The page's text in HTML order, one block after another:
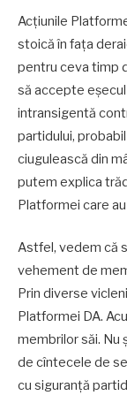
Acțiunile
stoică în fața
pentru ceva timp
să accepte
intransigentă
partidului,
ciugulească din
putem explica
Platformei care
Astfel, vedem că
vehement de
Prin diverse
Platformei DA.
membrilor săi. Nu
de cîntecele de
cu siguranță